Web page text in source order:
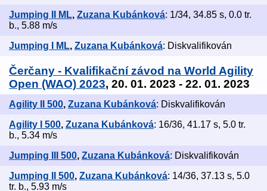
Jumping II ML, Zuzana Kubánková: 1/34, 34.85 s, 0.0 tr.
b., 5.88 m/s
Jumping I ML, Zuzana Kubánková: Diskvalifikován
Čerčany - Kvalifikační závod na World Agility
Open (WAO) 2023, 20. 01. 2023 - 22. 01. 2023
Agility II 500, Zuzana Kubánková: Diskvalifikován
Agility I 500, Zuzana Kubánková: 16/36, 41.17 s, 5.0 tr.
b., 5.34 m/s
Jumping III 500, Zuzana Kubánková: Diskvalifikován
Jumping II 500, Zuzana Kubánková: 14/36, 37.13 s, 5.0
tr. b., 5.93 m/s